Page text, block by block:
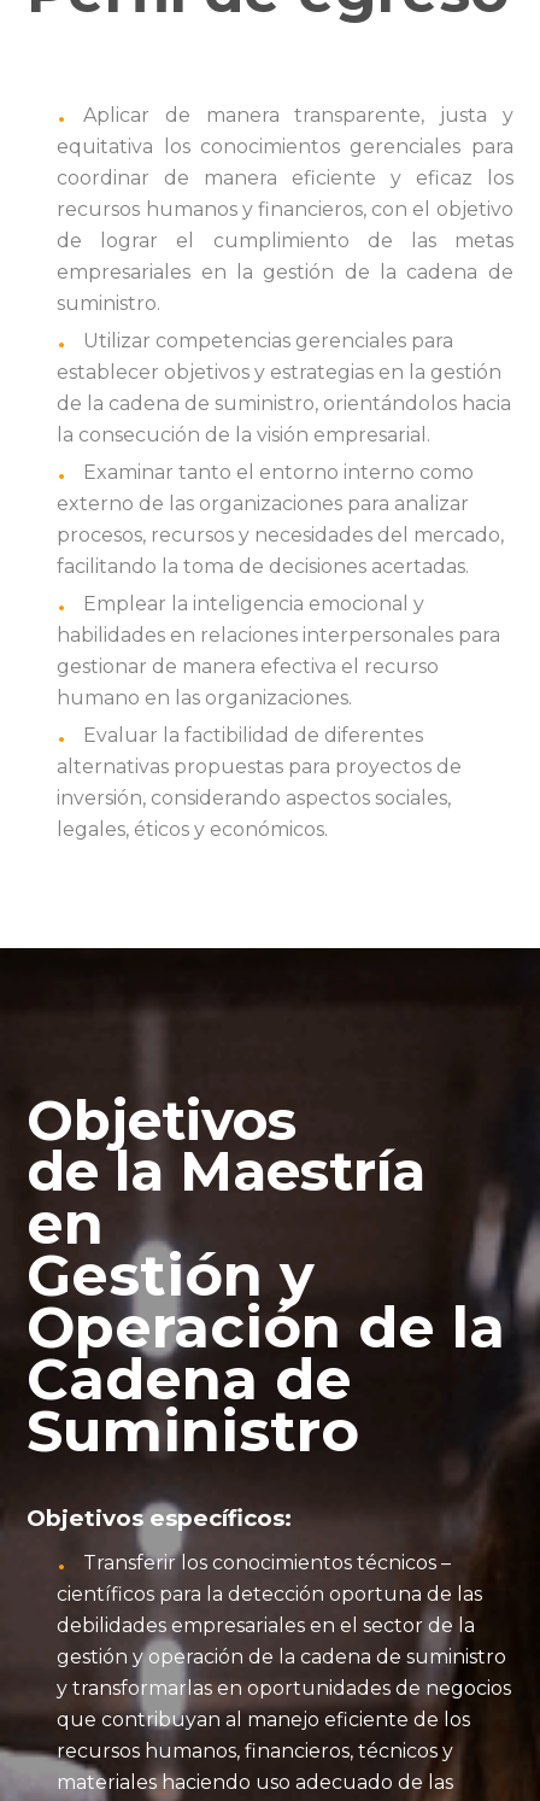
Aplicar de manera transparente, justa y
equitativa los conocimientos gerenciales para
coordinar de manera eficiente y eficaz los
recursos humanos y financieros, con el objetivo
de lograr el cumplimiento de las metas
empresariales en la gestión de la cadena de
suministro.
Utilizar competencias gerenciales para
establecer objetivos y estrategias en la gestión
de la cadena de suministro, orientándolos hacia
la consecución de la visión empresarial.
Examinar tanto el entorno interno como
externo de las organizaciones para analizar
procesos, recursos y necesidades del mercado,
facilitando la toma de decisiones acertadas.
Emplear la inteligencia emocional y
habilidades en relaciones interpersonales para
gestionar de manera efectiva el recurso
humano en las organizaciones.
Evaluar la factibilidad de diferentes
alternativas propuestas para proyectos de
inversión, considerando aspectos sociales,
legales, éticos y económicos.
Objetivos
de la Maestría
en
Gestión y
Operación de la
Cadena de
Suministro
Objetivos específicos:
Transferir los conocimientos técnicos –
científicos para la detección oportuna de las
debilidades empresariales en el sector de la
gestión y operación de la cadena de suministro
y transformarlas en oportunidades de negocios
que contribuyan al manejo eficiente de los
recursos humanos, financieros, técnicos y
materiales haciendo uso adecuado de las